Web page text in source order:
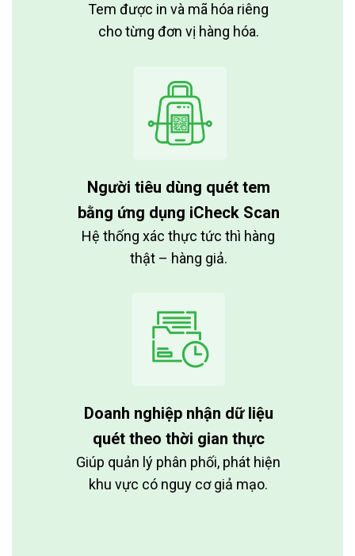
Tem được in và mã hóa riêng
cho từng đơn vị hàng hóa.
Người tiêu dùng quét tem
bằng ứng dụng iCheck Scan
Hệ thống xác thực tức thì hàng
thật – hàng giả.
Doanh nghiệp nhận dữ liệu
quét theo thời gian thực
Giúp quản lý phân phối, phát hiện
khu vực có nguy cơ giả mạo.